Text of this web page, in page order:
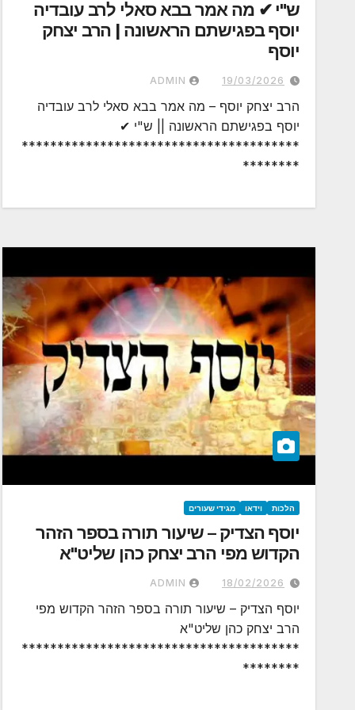
ש"י ✔ מה אמר בבא סאלי לרב עובדיה
יוסף בפגישתם הראשונה | הרב יצחק
יוסף
19/03/2026
ADMIN
הרב יצחק יוסף – מה אמר בבא סאלי לרב עובדיה
יוסף בפגישתם הראשונה || ש"י ✔
***************************************
********
הלכות וידאו מגידי שעורים
יוסף הצדיק – שיעור תורה בספר הזהר
הקדוש מפי הרב יצחק כהן שליט"א
18/02/2026
ADMIN
יוסף הצדיק – שיעור תורה בספר הזהר הקדוש מפי
הרב יצחק כהן שליט"א
***************************************
********